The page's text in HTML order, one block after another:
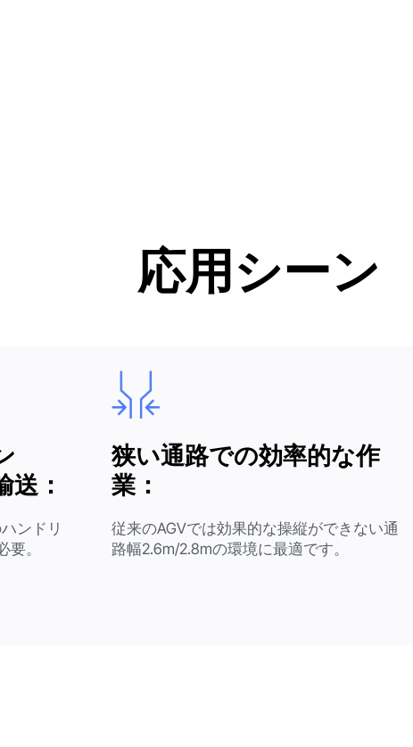
応用シーン
送：
ンドリ
。
狭い通路での効率的な作
業：
従来のAGVでは効果的な操縦ができない通
路幅2.6m/2.8mの環境に最適です。